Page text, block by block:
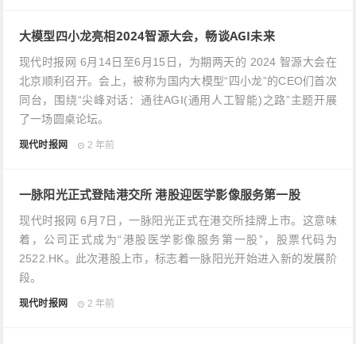
大模型四小龙亮相2024智源大会，畅谈AGI未来
现代时报网 6月14日至6月15日，为期两天的 2024 智源大会在
北京顺利召开。会上，被称为国内大模型“四小龙”的CEO们首次
同台，围绕“尖峰对话：通往AGI(通用人工智能)之路”主题开展
了一场圆桌论坛。
现代时报网 2 年前
一脉阳光正式登陆港交所 港股迎医学影像服务第一股
现代时报网 6月7日，一脉阳光正式在港交所挂牌上市。这意味
着，公司正式成为“港股医学影像服务第一股”，股票代码为
2522.HK。此次港股上市，标志着一脉阳光开始进入新的发展阶
段。
现代时报网 2 年前